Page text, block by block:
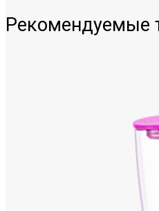
Рекомендуемые